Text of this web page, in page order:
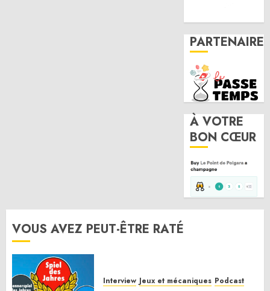
PARTENAIRE
À VOTRE
BON CŒUR
VOUS AVEZ PEUT-ÊTRE RATÉ
Interview Jeux et mécaniques Podcast